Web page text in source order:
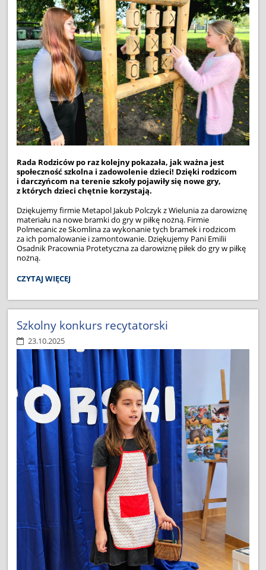
Rada Rodziców po raz kolejny pokazała, jak ważna jest
społeczność szkolna i zadowolenie dzieci! Dzięki rodzicom
i darczyńcom na terenie szkoły pojawiły się nowe gry,
z których dzieci chętnie korzystają.
Dziękujemy firmie Metapol Jakub Polczyk z Wielunia za darowiznę
materiału na nowe bramki do gry w piłkę nożną. Firmie
Polmecanic ze Skomlina za wykonanie tych bramek i rodzicom
za ich pomalowanie i zamontowanie. Dziękujemy Pani Emilii
Osadnik Pracownia Protetyczna za darowiznę piłek do gry w piłkę
nożną.
PREZENTY
RADY
RODZICÓW
:
CZYTAJ WIĘCEJ
Szkolny konkurs recytatorski
23.10.2025